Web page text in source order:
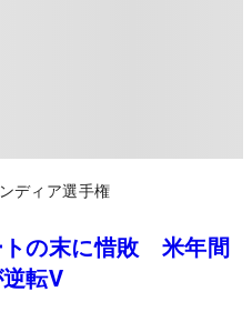
ディア選手権
トの末に惜敗 米年間
転V